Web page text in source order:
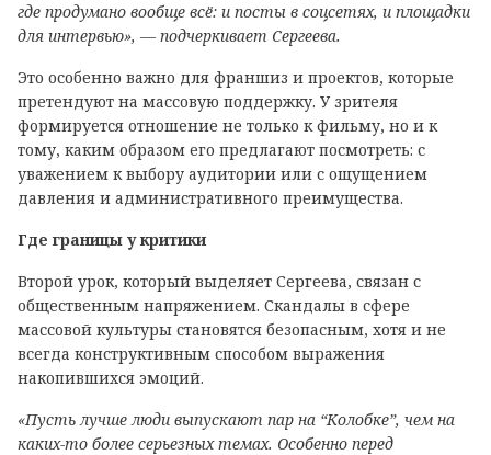
где продумано вообще всё: и посты в соцсетях, и площадки
для интервью», — подчеркивает Сергеева.
Это особенно важно для франшиз и проектов, которые
претендуют на массовую поддержку. У зрителя
формируется отношение не только к фильму, но и к
тому, каким образом его предлагают посмотреть: с
уважением к выбору аудитории или с ощущением
давления и административного преимущества.
Где границы у критики
Второй урок, который выделяет Сергеева, связан с
общественным напряжением. Скандалы в сфере
массовой культуры становятся безопасным, хотя и не
всегда конструктивным способом выражения
накопившихся эмоций.
«Пусть лучше люди выпускают пар на “Колобке”, чем на
каких-то более серьезных темах. Особенно перед